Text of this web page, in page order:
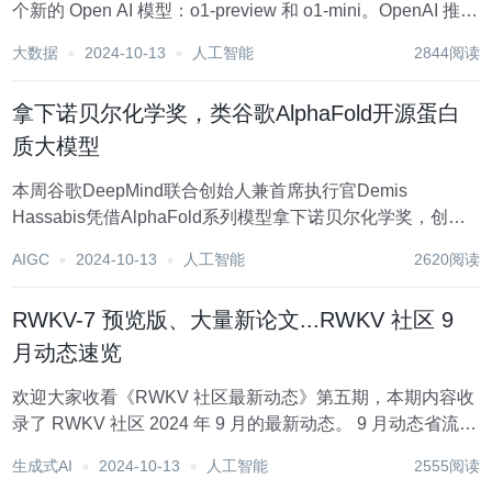
个新的 Open AI 模型：o1-preview 和 o1-mini。OpenAI 推出
出反应。与以前的 Op...
大数据 2024-10-13 人工智能 2844阅读
拿下诺贝尔化学奖，类谷歌AlphaFold开源蛋白
质大模型
本周谷歌DeepMind联合创始人兼首席执行官Demis
Hassabis凭借AlphaFold系列模型拿下诺贝尔化学奖，创造
AlphaFold-3在生物分子结构、蛋白-配体结构、生物复合体
AIGC 2024-10-13 人工智能 2620阅读
RWKV-7 预览版、大量新论文...RWKV 社区 9
月动态速览
欢迎大家收看《RWKV 社区最新动态》第五期，本期内容收
录了 RWKV 社区 2024 年 9 月的最新动态。 9 月动态省流版
RWKV-7 论文撰写已面向社区开放...
生成式AI 2024-10-13 人工智能 2555阅读